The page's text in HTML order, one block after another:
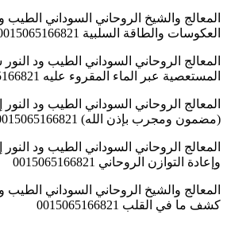
المعالج والشيخ الروحاني السوداني الطيب
العكوسات والطاقة السلبية 0015065166821
المعالج الروحاني السوداني الطيب ود
المستعصية عبر الماء المقروء عليه 0015065166821
المعالج الروحاني السوداني الطيب ود
(مضمون ومجرب بإذن الله) 0015065166821
المعالج الروحاني السوداني الطيب ود
وإعادة التوازن الروحاني 0015065166821
المعالج والشيخ الروحاني السوداني الطيب
كشف ما في القلب 0015065166821